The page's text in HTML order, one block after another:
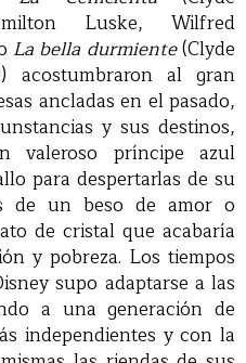
Luske, Wilfred
La bella durmiente(Clyde
acostumbraron al gran
ancladas en el pasado,
y sus destinos,
valeroso príncipe azul
para despertarlas de su
de un beso de amor o
de cristal que acabaría
y pobreza. Los tiempos
supo adaptarse a las
a una generación de
independientes y con la